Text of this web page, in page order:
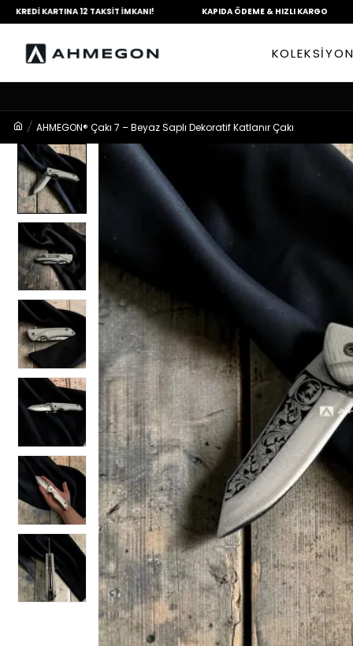
12 TAKSİT İMKANI! KAPIDA ÖDEME &HIZLI KARGO
AHMEGON® Çakı 7 – Beyaz Saplı Dekoratif Katlanır Çakı